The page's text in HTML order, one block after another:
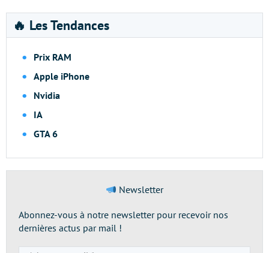
🔥 Les Tendances
Prix RAM
Apple iPhone
Nvidia
IA
GTA 6
Newsletter
Abonnez-vous à notre newsletter pour recevoir nos
dernières actus par mail !